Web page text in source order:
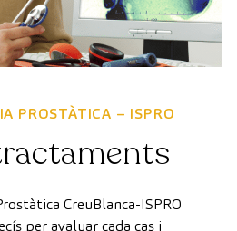
PROSTÀTICA – ISPRO
CreuBlanca-ISPRO
per avaluar cada cas i